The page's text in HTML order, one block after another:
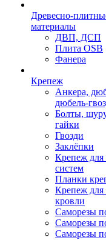
Древесно-
материалы
ДВП, ДСП
Плита OSB
Фанера
Крепеж
Анкера,
дюбель-
Болты,
гайки
Гвозди
Заклёпки
Крепеж для
систем
Планки
Крепеж для
кровли
Саморезы
Саморезы
Саморезы